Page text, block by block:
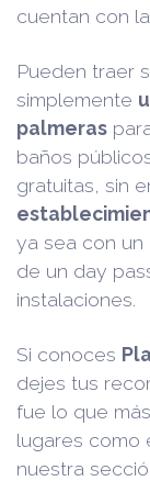
cuentan con
Pueden traer
simplemente
palmeras
baños
gratuitas, sin
ya sea con
de un day
instalaciones.
Si conoces
dejes tus
fue lo que
lugares como
nuestra